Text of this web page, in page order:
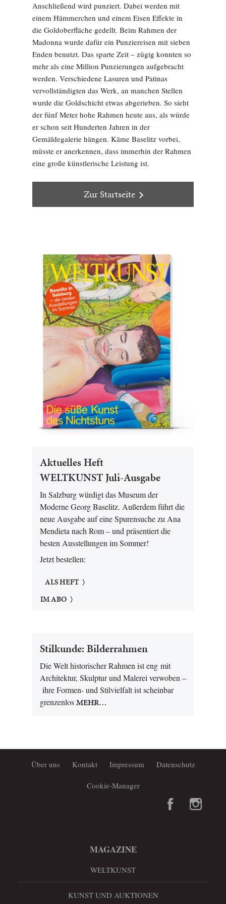
Anschließend wird punziert. Dabei werden mit
einem Hämmerchen und einem Eisen Effekte in
die Goldoberfläche gedellt. Beim Rahmen der
Madonna wurde dafür ein Punziereisen mit sieben
Enden benutzt. Das sparte Zeit – zügig konnten so
mehr als eine Million Punzierungen aufgebracht
werden. Verschiedene Lasuren und Patinas
vervollständigten das Werk, an manchen Stellen
wurde die Goldschicht etwas abgerieben. So sieht
der fünf Meter hohe Rahmen heute aus, als würde
er schon seit Hunderten Jahren in der
Gemäldegalerie hängen. Käme Baselitz vorbei,
müsste er anerkennen, dass immerhin der Rahmen
eine große künstlerische Leistung ist.
Zur Startseite
Aktuelles Heft
WELTKUNST Juli-Ausgabe
In Salzburg würdigt das Museum der
Moderne Georg Baselitz. Außerdem führt die
neue Ausgabe auf eine Spurensuche zu Ana
Mendieta nach Rom – und präsentiert die
besten Ausstellungen im Sommer!
Jetzt bestellen:
ALS HEFT
IM ABO
Stilkunde: Bilderrahmen
Die Welt historischer Rahmen ist eng mit
Architektur, Skulptur und Malerei verwoben –
ihre Formen- und Stilvielfalt ist scheinbar
grenzenlosMEHR…
Über uns Kontakt Impressum Datenschutz
Cookie-Manager
MAGAZINE
WELTKUNST
KUNST UND AUKTIONEN